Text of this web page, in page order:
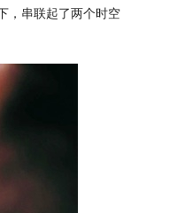
，串联起了两个时空